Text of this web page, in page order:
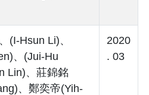
(I-Hsun Li)、
、(Jui-Hu
Lin)、莊錦銘
、鄭奕帝(Yih-
2020
. 03